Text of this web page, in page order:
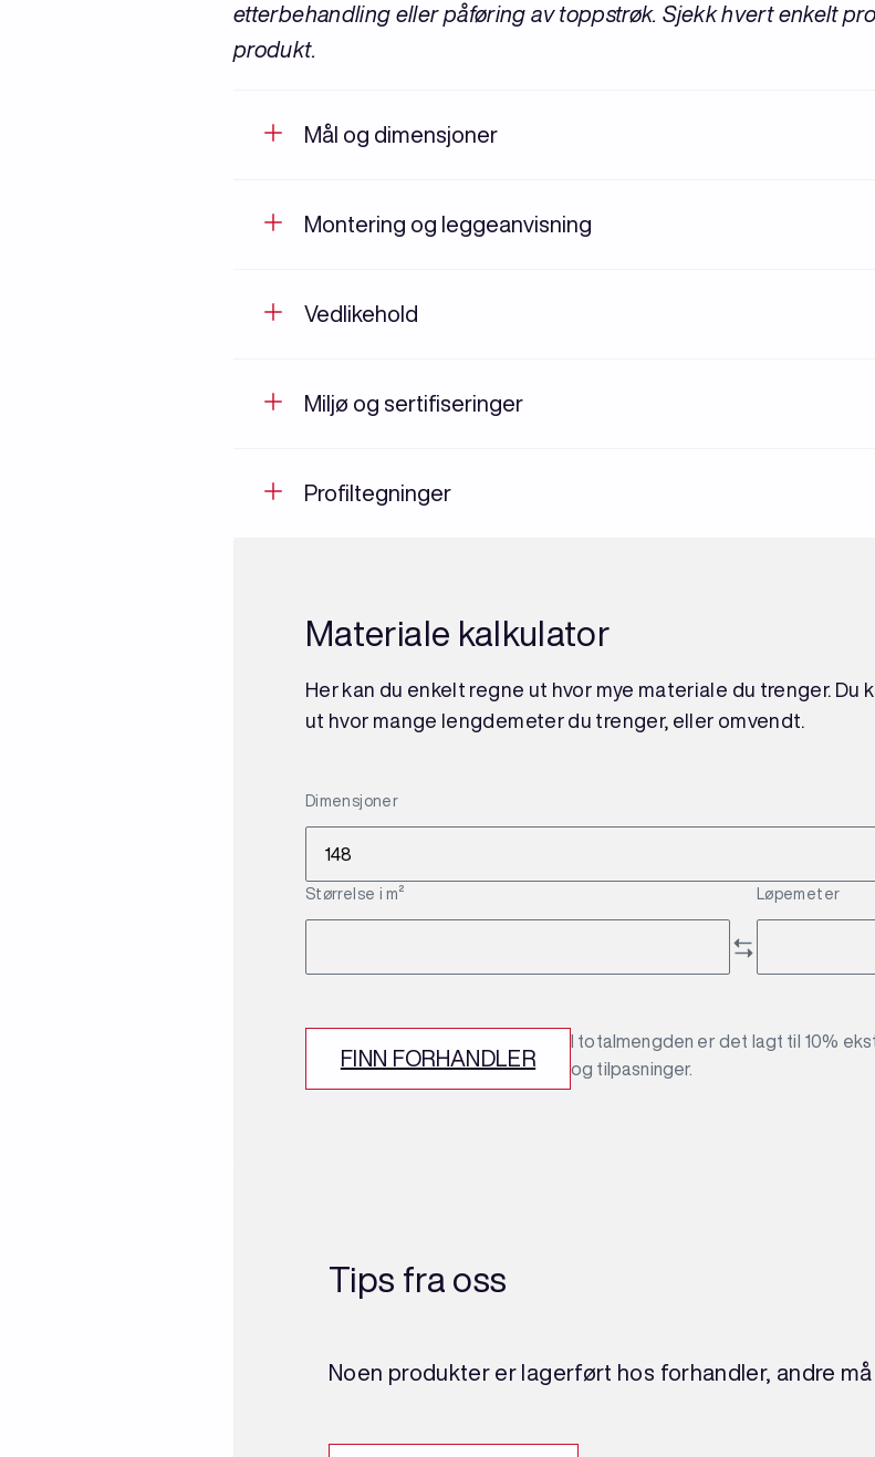
etterbehandling eller påføring av toppstrøk. Sjekk hvert enkelt
produkt.
Mål og dimensjoner
Montering og leggeanvisning
Vedlikehold
Miljø og sertifiseringer
Profiltegninger
Materiale kalkulator
Her kan du enkelt regne ut hvor mye materiale du trenger. Du
ut hvor mange lengdemeter du trenger, eller omvendt.
Dimensjoner
Størrelse i m² Løpemeter
FINN FORHANDLER
I totalmengden er det lagt til 10%
og tilpasninger.
Tips fra oss
Noen produkter er lagerført hos forhandler, andre